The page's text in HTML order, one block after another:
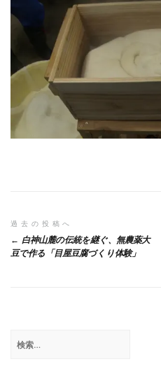
投
稿
ー
過去の投稿へ
白神山麓の伝統を継ぐ、無農薬大
豆で作る「目屋豆腐づくり体験」
索: